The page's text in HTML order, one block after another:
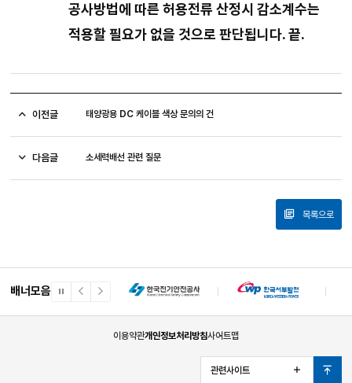
공사방법에 따른 허용전류 산정시 감소계수는
적용할 필요가 없을 것으로 판단됩니다.끝.
이전글 태양광용 DC 케이블 색상 문의의 건
다음글 소세력배선 관련 질문
목록으로
배너모음
일
이
다
이용약관개인정보처리방침사이트맵
관련사이트
열
맨